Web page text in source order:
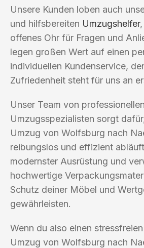
Unsere Kunden loben auch
und hilfsbereiten Umzugshelfer
offenes Ohr für Fragen und
legen großen Wert auf einen
individuellen Kundenservice,
Zufriedenheit steht für uns an
Unser Team von professionellen
Umzugsspezialisten sorgt
Umzug von Wolfsburg nach
reibungslos und effizient
modernster Ausrüstung und
hochwertige
Schutz deiner Möbel und
gewährleisten.
Wenn du also einen
Umzug von Wolfsburg nach